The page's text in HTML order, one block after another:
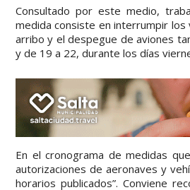
Consultado por este medio,
medida consiste en interrumpir
arribo y el despegue de aviones
y de 19 a 22, durante los días
En el cronograma de medidas
autorizaciones de aeronaves y
horarios publicados”. Conviene